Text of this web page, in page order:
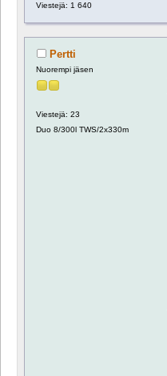
Viestejä: 1 640
Pertti
Nuorempi jäsen
Viestejä: 23
Duo 8/300l TWS/2x330m